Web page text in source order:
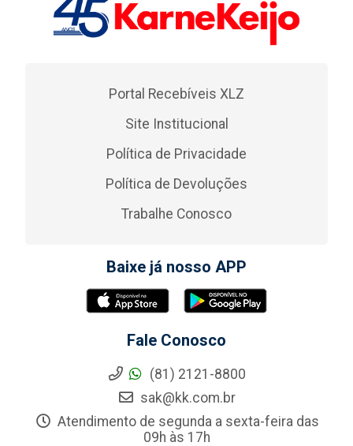
Portal Recebíveis XLZ
Site Institucional
Política de Privacidade
Política de Devoluções
Trabalhe Conosco
Baixe já nosso APP
Fale Conosco
(81) 2121-8800
sak@kk.com.br
Atendimento de segunda a sexta-feira das
09h às 17h